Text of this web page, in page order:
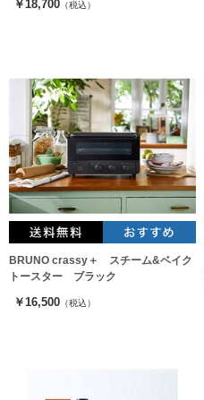
￥18,700 （税込）
BRUNO crassy＋ スチーム&ベイク
トースター ブラック
￥16,500 （税込）